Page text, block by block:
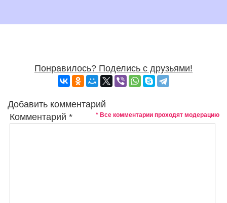
Понравилось? Поделись с друзьями!
Добавить комментарий
* Все комментарии проходят модерацию
Комментарий*